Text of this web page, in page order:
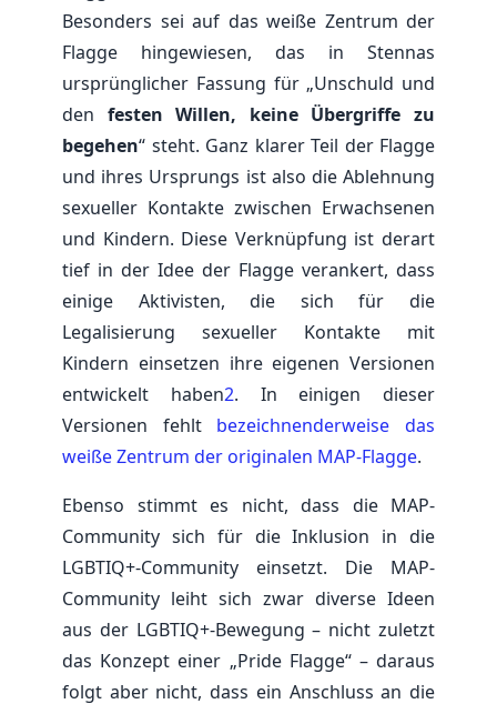
Besonders sei auf das weiße Zentrum der
Flagge hingewiesen, das in Stennas
ursprünglicher Fassung für „Unschuld und
den festen Willen, keine Übergriffe zu
begehen“ steht. Ganz klarer Teil der Flagge
und ihres Ursprungs ist also die Ablehnung
sexueller Kontakte zwischen Erwachsenen
und Kindern. Diese Verknüpfung ist derart
tief in der Idee der Flagge verankert, dass
einige Aktivisten, die sich für die
Legalisierung sexueller Kontakte mit
Kindern einsetzen ihre eigenen Versionen
entwickelt haben2. In einigen dieser
Versionen fehlt bezeichnenderweise das
weiße Zentrum der originalen MAP-Flagge.
Ebenso stimmt es nicht, dass die MAP-
Community sich für die Inklusion in die
LGBTIQ+-Community einsetzt. Die MAP-
Community leiht sich zwar diverse Ideen
aus der LGBTIQ+-Bewegung – nicht zuletzt
das Konzept einer „Pride Flagge“ – daraus
folgt aber nicht, dass ein Anschluss an die